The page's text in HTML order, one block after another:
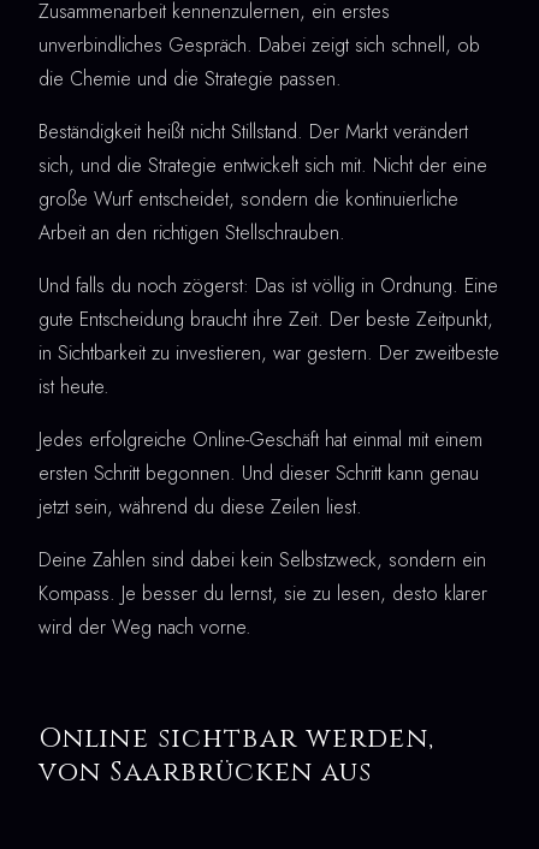
Zusammenarbeit kennenzulernen, ein erstes
unverbindliches Gespräch. Dabei zeigt sich schnell, ob
die Chemie und die Strategie passen.
Beständigkeit heißt nicht Stillstand. Der Markt verändert
sich, und die Strategie entwickelt sich mit. Nicht der eine
große Wurf entscheidet, sondern die kontinuierliche
Arbeit an den richtigen Stellschrauben.
Und falls du noch zögerst: Das ist völlig in Ordnung. Eine
gute Entscheidung braucht ihre Zeit. Der beste Zeitpunkt,
in Sichtbarkeit zu investieren, war gestern. Der zweitbeste
ist heute.
Jedes erfolgreiche Online-Geschäft hat einmal mit einem
ersten Schritt begonnen. Und dieser Schritt kann genau
jetzt sein, während du diese Zeilen liest.
Deine Zahlen sind dabei kein Selbstzweck, sondern ein
Kompass. Je besser du lernst, sie zu lesen, desto klarer
wird der Weg nach vorne.
Online sichtbar werden,
von Saarbrücken aus